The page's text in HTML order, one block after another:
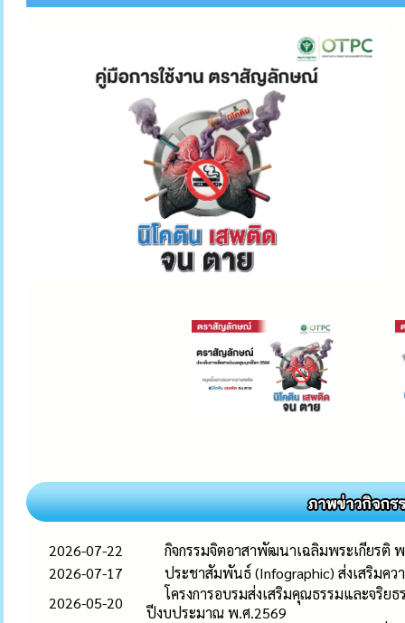
2026-07-22
กิจกรรมจิตอาสาพัฒนาเฉลิมพระเกียรติ
2026-07-17
ประชาสัมพันธ์ (Infographic) ส่งเสริมค
2026-05-20
โครงการอบรมส่งเสริมคุณธรรมและจริย
ปีงบประมาณ พ.ศ.2569